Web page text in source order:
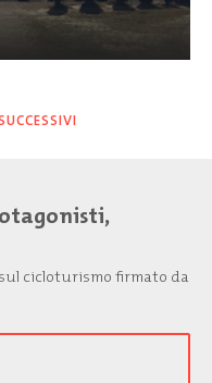
cicloturismo firmato da